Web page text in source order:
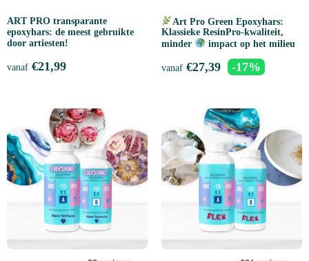
ART PRO transparante
epoxyhars: de meest gebruikte
door artiesten!
vanaf €21,99
Art Pro Green Epoxyhars:
Klassieke ResinPro-kwaliteit,
minder
impact op het milieu
vanaf €27,39 -17%